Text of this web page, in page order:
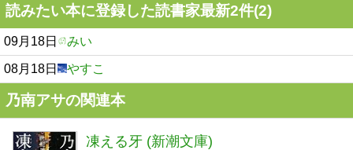
読みたい本に登録した読書家最新2件(2)
09月18日 みい
08月18日 やすこ
乃南アサの関連本
凍える牙 (新潮文庫)